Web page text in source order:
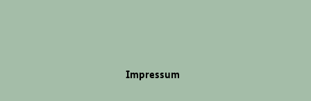
Impressum